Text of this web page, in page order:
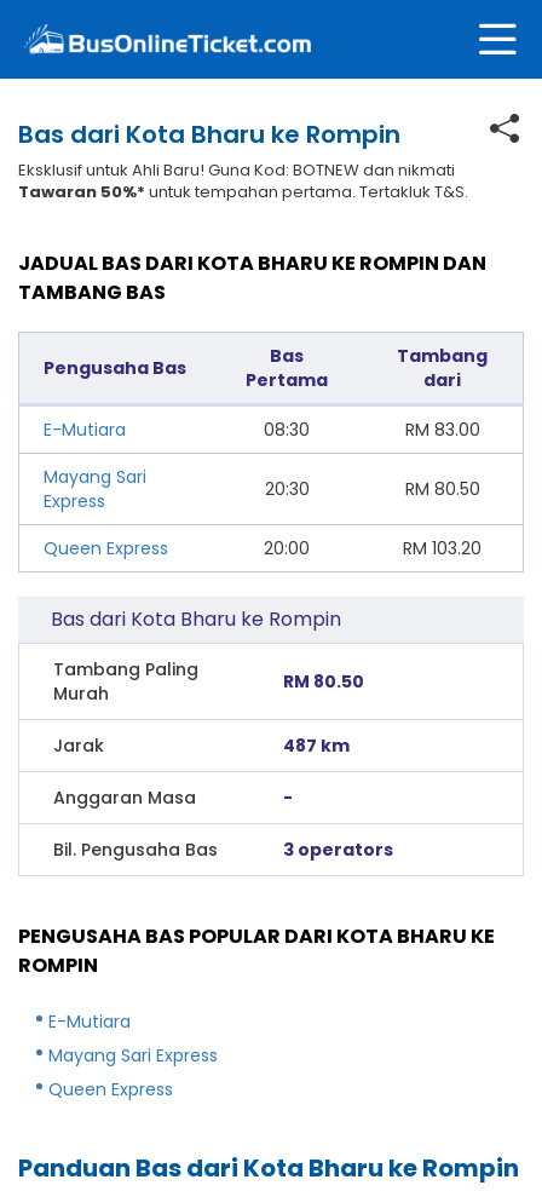
Bas dari Kota Bharu ke Rompin
Eksklusif untuk Ahli Baru! Guna Kod: BOTNEW dan nikmati
Tawaran 50%* untuk tempahan pertama. Tertakluk T&S.
JADUAL BAS DARI KOTA BHARU KE ROMPIN DAN
TAMBANG BAS
Pengusaha Bas
Bas
Pertama
Tambang
dari
E-Mutiara 08:30 RM 83.00
Mayang Sari
Express
20:30 RM 80.50
Queen Express 20:00 RM 103.20
Bas dari Kota Bharu ke Rompin
Tambang Paling
Murah
RM 80.50
Jarak 487 km
Anggaran Masa -
Bil. Pengusaha Bas 3 operators
PENGUSAHA BAS POPULAR DARI KOTA BHARU KE
ROMPIN
E-Mutiara
Mayang Sari Express
Queen Express
Panduan Bas dari Kota Bharu ke Rompin